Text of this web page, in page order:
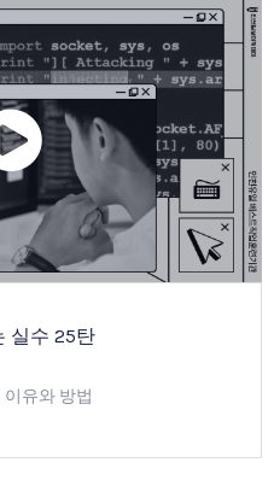
실수 25탄
유와 방법